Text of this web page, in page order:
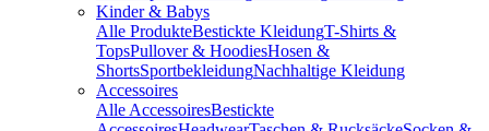
Kinder & Babys
Alle ProdukteBestickte KleidungT-Shirts &
TopsPullover & HoodiesHosen &
ShortsSportbekleidungNachhaltige Kleidung
Accessoires
Alle AccessoiresBestickte